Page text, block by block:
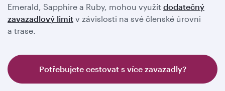
Emerald, Sapphire a Ruby, mohou využít dodatečný
zavazadlový limit v závislosti na své členské úrovni
a trase.
Potřebujete cestovat s více zavazadly?